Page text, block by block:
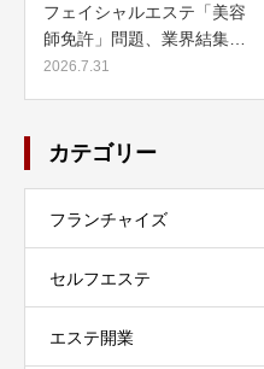
フェイシャルエステ「美容
師免許」問題、業界結集…
2026.7.31
カテゴリー
フランチャイズ
セルフエステ
エステ開業